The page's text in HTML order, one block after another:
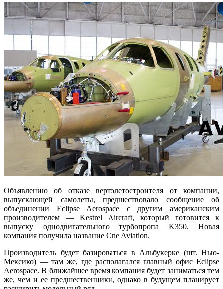
Объявлению об отказе вертолетостроителя от компании,
выпускающей самолеты, предшествовало сообщение об
объединении Eclipse Aerospace с другим американским
производителем — Kestrel Aircraft, который готовится к
выпуску однодвигательного турбопропа K350. Новая
компания получила название One Aviation.
Производитель будет базироваться в Альбукерке (шт. Нью-
Мексико) — там же, где располагался главный офис Eclipse
Aerospace. В ближайшее время компания будет заниматься тем
же, чем и ее предшественники, однако в будущем планирует